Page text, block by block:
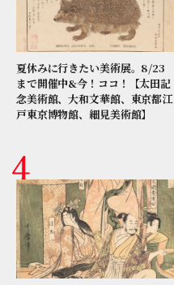
夏休みに行きたい美術展。8/23
まで開催中&今！ココ！【太田記
念美術館、大和文華館、東京都江
戸東京博物館、細見美術館】